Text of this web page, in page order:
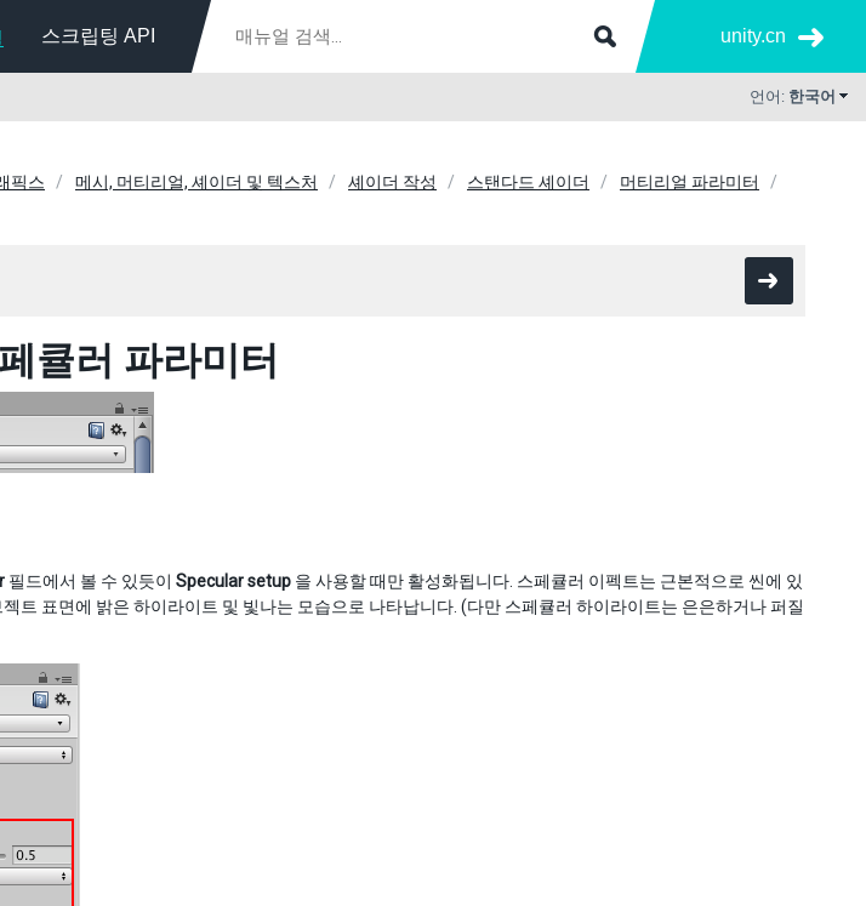
스크립팅 API unity.cn
언어: 한국어
픽스 메시, 머티리얼, 셰이더 및 텍스처 셰이더 작성 스탠다드 셰이더
머티리얼 파라미터
큘러 파라미터
필드에서 볼 수 있듯이 Specular setup 을 사용할 때만 활성화됩니다. 스페큘러 이펙트는 근본적으로 씬에 있
트 표면에 밝은 하이라이트 및 빛나는 모습으로 나타납니다. (다만 스페큘러 하이라이트는 은은하거나 퍼질